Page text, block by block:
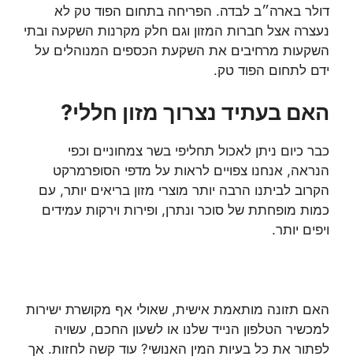
דולר בארה״ב לבדה. הפריחה בתחום הפוד טק לא
נעצרה אצל חברות המזון וגם חלק מקרנות השקעה ובתי
השקעות מרחיבים את השקעת הכספים המנוהלים על
ידם לתחום הפוד טק.
האם בעתיד נצרוך מזון חללי?
כבר כיום ניתן לאכול תחליפי בשר צמחוניים וכפי
הנראה, אנחנו צפויים לראות על מדפי הסופרמרקט
הקרוב לביתנו הרבה יותר מוצרי מזון בריאים יותר, עם
כמות מופחתת של סוכר ונתרן, ופירות וירקות עמידים
ויפים יותר.
האם תזונה מותאמת אישית, שאולי אף מקושרת ישירות
למכשיר הטלפון הנייד שלנו או לשעון החכם, עשויה
לפתור את כל בעיות המין האנושי? עוד קשה לחזות. אך